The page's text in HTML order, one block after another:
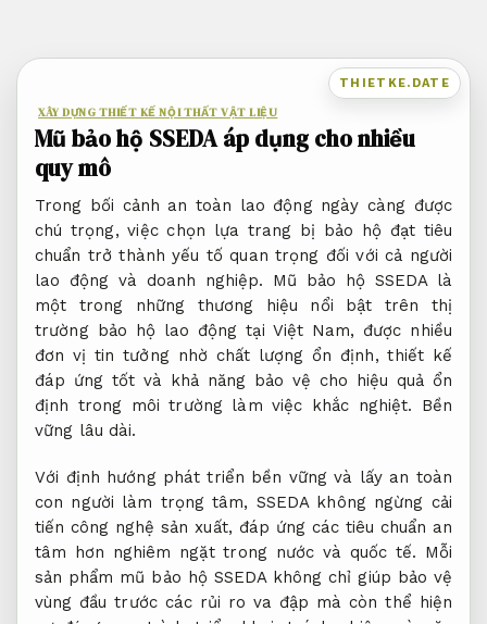
THIETKE.DATE
XÂY DỰNG THIẾT KẾ NỘI THẤT VẬT LIỆU
Mũ bảo hộ SSEDA áp dụng cho nhiều
quy mô
Trong bối cảnh an toàn lao động ngày càng được
chú trọng, việc chọn lựa trang bị bảo hộ đạt tiêu
chuẩn trở thành yếu tố quan trọng đối với cả người
lao động và doanh nghiệp. Mũ bảo hộ SSEDA là
một trong những thương hiệu nổi bật trên thị
trường bảo hộ lao động tại Việt Nam, được nhiều
đơn vị tin tưởng nhờ chất lượng ổn định, thiết kế
đáp ứng tốt và khả năng bảo vệ cho hiệu quả ổn
định trong môi trường làm việc khắc nghiệt. Bền
vững lâu dài.
Với định hướng phát triển bền vững và lấy an toàn
con người làm trọng tâm, SSEDA không ngừng cải
tiến công nghệ sản xuất, đáp ứng các tiêu chuẩn an
tâm hơn nghiêm ngặt trong nước và quốc tế. Mỗi
sản phẩm mũ bảo hộ SSEDA không chỉ giúp bảo vệ
vùng đầu trước các rủi ro va đập mà còn thể hiện